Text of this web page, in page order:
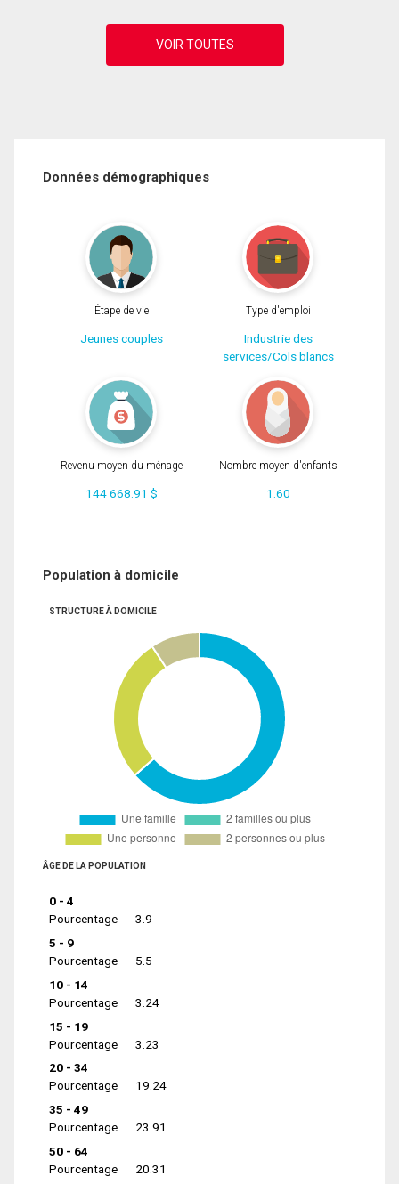
Données démographiques
Étape de vie
Jeunes couples
Type d'emploi
Industrie des
services/Cols blancs
Revenu moyen du ménage
144 668.91 $
Nombre moyen d'enfants
1.60
Population à domicile
STRUCTURE À DOMICILE
ÂGE DE LA POPULATION
0 - 4
Pourcentage
3.9
5 - 9
Pourcentage
5.5
10 - 14
Pourcentage
3.24
15 - 19
Pourcentage
3.23
20 - 34
Pourcentage
19.24
35 - 49
Pourcentage
23.91
50 - 64
Pourcentage
20.31